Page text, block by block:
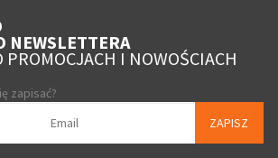
NEWSLETTERA
PROMOCJACH I NOWOŚCIACH
zapisać?
ZAPISZ